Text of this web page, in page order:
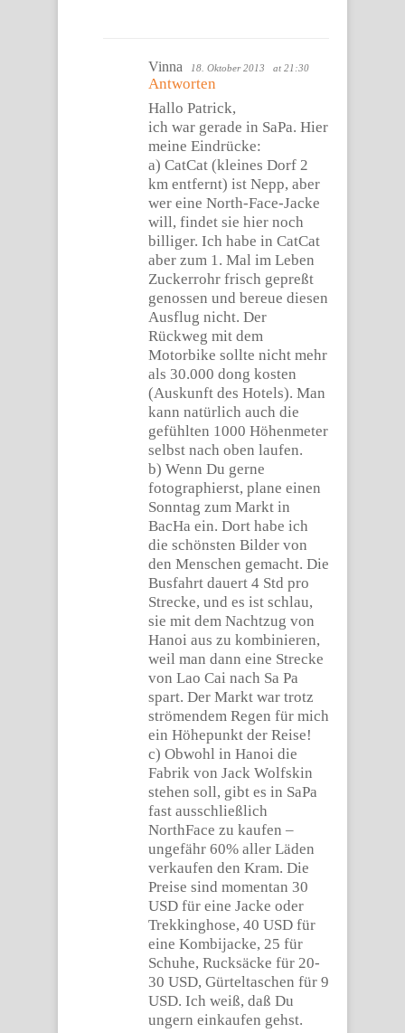
Vinna 18. Oktober 2013 at 21:30
Antworten
Hallo Patrick,
ich war gerade in SaPa. Hier
meine Eindrücke:
a) CatCat (kleines Dorf 2
km entfernt) ist Nepp, aber
wer eine North-Face-Jacke
will, findet sie hier noch
billiger. Ich habe in CatCat
aber zum 1. Mal im Leben
Zuckerrohr frisch gepreßt
genossen und bereue diesen
Ausflug nicht. Der
Rückweg mit dem
Motorbike sollte nicht mehr
als 30.000 dong kosten
(Auskunft des Hotels). Man
kann natürlich auch die
gefühlten 1000 Höhenmeter
selbst nach oben laufen.
b) Wenn Du gerne
fotographierst, plane einen
Sonntag zum Markt in
BacHa ein. Dort habe ich
die schönsten Bilder von
den Menschen gemacht. Die
Busfahrt dauert 4 Std pro
Strecke, und es ist schlau,
sie mit dem Nachtzug von
Hanoi aus zu kombinieren,
weil man dann eine Strecke
von Lao Cai nach Sa Pa
spart. Der Markt war trotz
strömendem Regen für mich
ein Höhepunkt der Reise!
c) Obwohl in Hanoi die
Fabrik von Jack Wolfskin
stehen soll, gibt es in SaPa
fast ausschließlich
NorthFace zu kaufen –
ungefähr 60% aller Läden
verkaufen den Kram. Die
Preise sind momentan 30
USD für eine Jacke oder
Trekkinghose, 40 USD für
eine Kombijacke, 25 für
Schuhe, Rucksäcke für 20-
30 USD, Gürteltaschen für 9
USD. Ich weiß, daß Du
ungern einkaufen gehst.